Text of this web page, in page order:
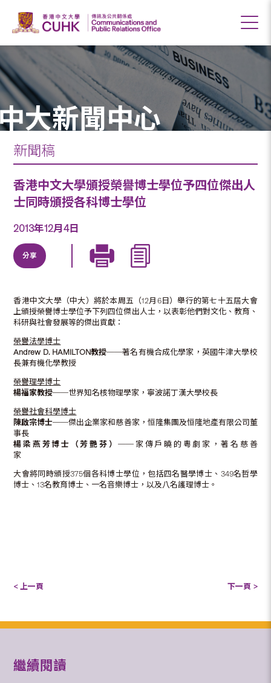
大新聞中心
新聞稿
香港中文大學頒授榮譽博士學位予四位傑出人
士同時頒授各科博士學位
2013年12月4日
分享
香港中文大學（中大）將於本周五（12月6日）舉行的第七十五屆大會
上頒授榮譽博士學位予下列四位傑出人士，以表彰他們對文化、教育、
科研與社會發展等的傑出貢獻：
榮譽法學博士
Andrew D. HAMILTON教授──著名有機合成化學家，英國牛津大學校
長兼有機化學教授
榮譽理學博士
楊福家教授──世界知名核物理學家，寧波諾丁漢大學校長
榮譽社會科學博士
陳啟宗博士──傑出企業家和慈善家，恒隆集團及恒隆地產有限公司董
事長
楊梁燕芳博士（芳艷芬）──家傳戶曉的粵劇家，著名慈善
家
大會將同時頒授375個各科博士學位，包括四名醫學博士、349名哲學
博士、13名教育博士、一名音樂博士，以及八名護理博士。
< 上一頁 下一頁 >
繼續閱讀